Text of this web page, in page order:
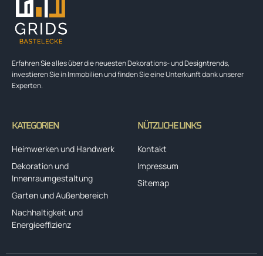
Erfahren Sie alles über die neuesten Dekorations- und Designtrends,
investieren Sie in Immobilien und finden Sie eine Unterkunft dank unserer
Experten.
KATEGORIEN
Heimwerken und Handwerk
Dekoration und
Innenraumgestaltung
Garten und Außenbereich
Nachhaltigkeit und
Energieeffizienz
NÜTZLICHE LINKS
Kontakt
Impressum
Sitemap